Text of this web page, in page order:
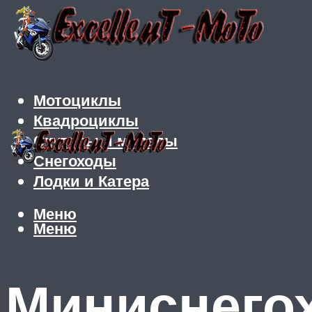
Мотоциклы
Квадроциклы
Скутеры и мопеды
Снегоходы
Лодки и Катера
Меню
Меню